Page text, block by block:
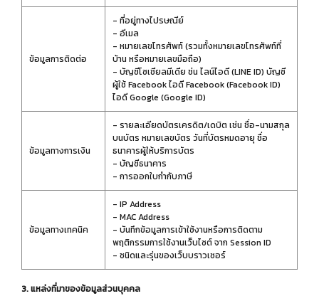
ข้อมูลการติดต่อ
- ที่อยู่ทางไปรษณีย์
- อีเมล
- หมายเลขโทรศัพท์ (รวมทั้งหมายเลขโทรศัพท์ที่
บ้าน หรือหมายเลขมือถือ)
- บัญชีโซเชียลมีเดีย ช่น ไลน์ไอดี (LINE ID) บัญชี
ผู้ใช้ Facebook ไอดี Facebook (Facebook ID)
ไอดี Google (Google ID)
ข้อมูลทางการเงิน
- รายละเอียดบัตรเครดิต/เดบิต เช่น ชื่อ-นามสกุล
บนบัตร หมายเลขบัตร วันที่บัตรหมดอายุ ชื่อ
ธนาคารผู้ให้บริการบัตร
- บัญชีธนาคาร
- การออกใบกำกับภาษี
ข้อมูลทางเทคนิค
- IP Address
- MAC Address
- บันทึกข้อมูลการเข้าใช้งานหรือการติดตาม
พฤติกรรมการใช้งานเว็บไซต์ จาก Session ID
- ชนิดและรุ่นของเว็บบราวเซอร์
3. แหล่งที่มาของข้อมูลส่วนบุคคล